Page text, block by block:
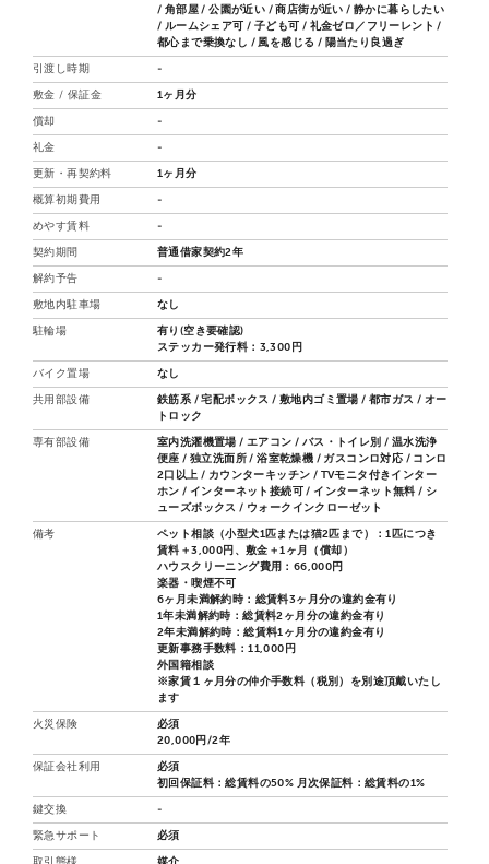
角部屋
公園が近い 商店街が近い
静かに暮らしたい
ルームシェア可
子ども可
礼金ゼロ／フリーレント
都心まで乗換なし
風を感じる 陽当たり良過ぎ
引渡し時期 -
敷金 / 保証金 1ヶ月分
償却 -
礼金 -
更新・再契約料 1ヶ月分
概算初期費用 -
めやす賃料 -
契約期間 普通借家契約2年
解約予告 -
敷地内駐車場 なし
駐輪場
有り(空き要確認)
ステッカー発行料：3,300円
バイク置場 なし
共用部設備
鉄筋系 / 宅配ボックス / 敷地内ゴミ置場 / 都市ガス / オー
トロック
専有部設備
室内洗濯機置場 / エアコン / バス・トイレ別 / 温水洗浄
便座 / 独立洗面所 / 浴室乾燥機 / ガスコンロ対応 / コンロ
2口以上 / カウンターキッチン / TVモニタ付きインター
ホン / インターネット接続可 / インターネット無料 / シ
ューズボックス / ウォークインクローゼット
備考
ペット相談（小型犬1匹または猫2匹まで）：1匹につき
賃料＋3,000円、敷金＋1ヶ月（償却）
ハウスクリーニング費用：66,000円
楽器・喫煙不可
6ヶ月未満解約時：総賃料3ヶ月分の違約金有り
1年未満解約時：総賃料2ヶ月分の違約金有り
2年未満解約時：総賃料1ヶ月分の違約金有り
更新事務手数料：11,000円
外国籍相談
※家賃１ヶ月分の仲介手数料（税別）を別途頂戴いたし
ます
火災保険
必須
20,000円/2年
保証会社利用
必須
初回保証料：総賃料の50% 月次保証料：総賃料の1%
鍵交換 -
緊急サポート 必須
取引態様 媒介